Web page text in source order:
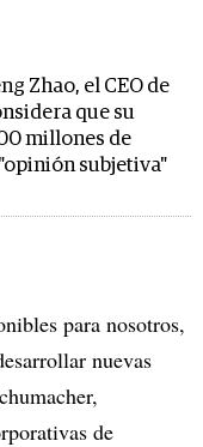
Zhao, el CEO de
que su
millones de
subjetiva"
para nosotros,
nuevas
de